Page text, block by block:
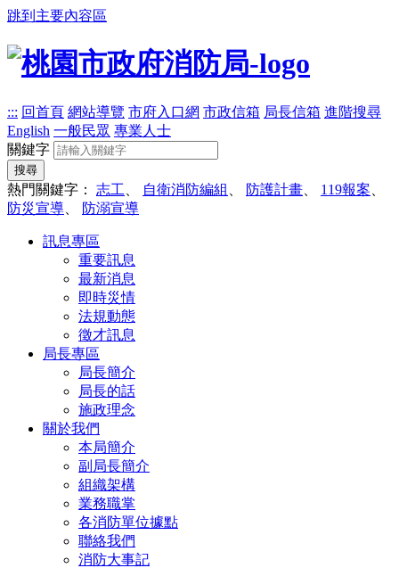
跳到主要內容區
::: 回首頁 網站導覽 市府入口網 市政信箱 局長信箱 進階搜尋
English 一般民眾 專業人士
關鍵字
搜尋
熱門關鍵字： 志工 自衛消防編組 防護計畫 119報案
防災宣導
防溺宣導
訊息專區
重要訊息
最新消息
即時災情
法規動態
徵才訊息
局長專區
局長簡介
局長的話
施政理念
關於我們
本局簡介
副局長簡介
組織架構
業務職掌
各消防單位據點
聯絡我們
消防大事記